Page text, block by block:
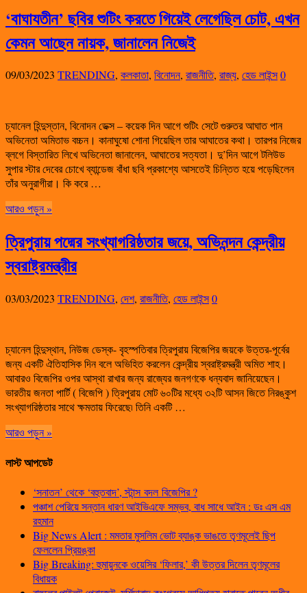
‘বাঘাযতীন’ ছবির শুটিং করতে গিয়েই লেগেছিল চোট, এখন
কেমন আছেন নায়ক, জানালেন নিজেই
09/03/2023 TRENDING, কলকাতা, বিনোদন, রাজনীতি, রাজ্য, হেড লাইন্স0
চ্যানেল হিন্দুস্তান, বিনোদন ডেক্স – কয়েক দিন আগে শুটিং সেটে গুরুতর আঘাত পান
অভিনেতা অমিতাভ বচ্চন। কানাঘুষো শোনা গিয়েছিল তার আঘাতের কথা। তারপর নিজের
ব্লগে বিস্তারিত লিখে অভিনেতা জানালেন, আঘাতের সত্যতা। দু’দিন আগে টলিউড
সুপার স্টার দেবের চোখে ব্যান্ডেজ বাঁধা ছবি প্রকাশ্যে আসতেই চিন্তিত হয়ে পড়েছিলেন
তাঁর অনুরাগীরা। কি করে …
আরও পড়ুন »
ত্রিপুরায় পদ্মের সংখ্যাগরিষ্ঠতার জয়ে, অভিনন্দন কেন্দ্রীয়
স্বরাষ্ট্রমন্ত্রীর
03/03/2023 TRENDING, দেশ, রাজনীতি, হেড লাইন্স0
চ্যানেল হিন্দুস্থান, নিউজ ডেস্ক- বৃহস্পতিবার ত্রিপুরায় বিজেপির জয়কে উত্তর-পূর্বের
জন্য একটি ঐতিহাসিক দিন বলে অভিহিত করলেন কেন্দ্রীয় স্বরাষ্ট্রমন্ত্রী অমিত শাহ।
আবারও বিজেপির ওপর আস্থা রাখার জন্য রাজ্যের জনগণকে ধন্যবাদ জানিয়েছেন।
ভারতীয় জনতা পার্টি ( বিজেপি ) ত্রিপুরায় মোট ৬০টির মধ্যে ৩২টি আসন জিতে নিরঙ্কুশ
সংখ্যাগরিষ্ঠতার সাথে ক্ষমতায় ফিরেছে৷ তিনি একটি …
আরও পড়ুন »
লাস্ট আপডেট
‘সনাতন’ থেকে ‘বহুতবাদ’, স্টান্স বদল বিজেপির ?
পঞ্চাশ পেরিয়ে সন্তান ধারণ আইভিএফে সম্ভব, বাধ সাধে আইন : ডঃ এস এম
রহমান
Big News Alert : মমতার মুসলিম ভোট ব্যাঙ্ক ভাঙতে তৃণমূলেই ছিপ
ফেললেন প্রিয়ঙ্কা
Big Breaking: হুমায়ুনকে ওয়েসির ‘ফিলার,’ কী উত্তর দিলেন তৃণমূলের
বিধায়ক